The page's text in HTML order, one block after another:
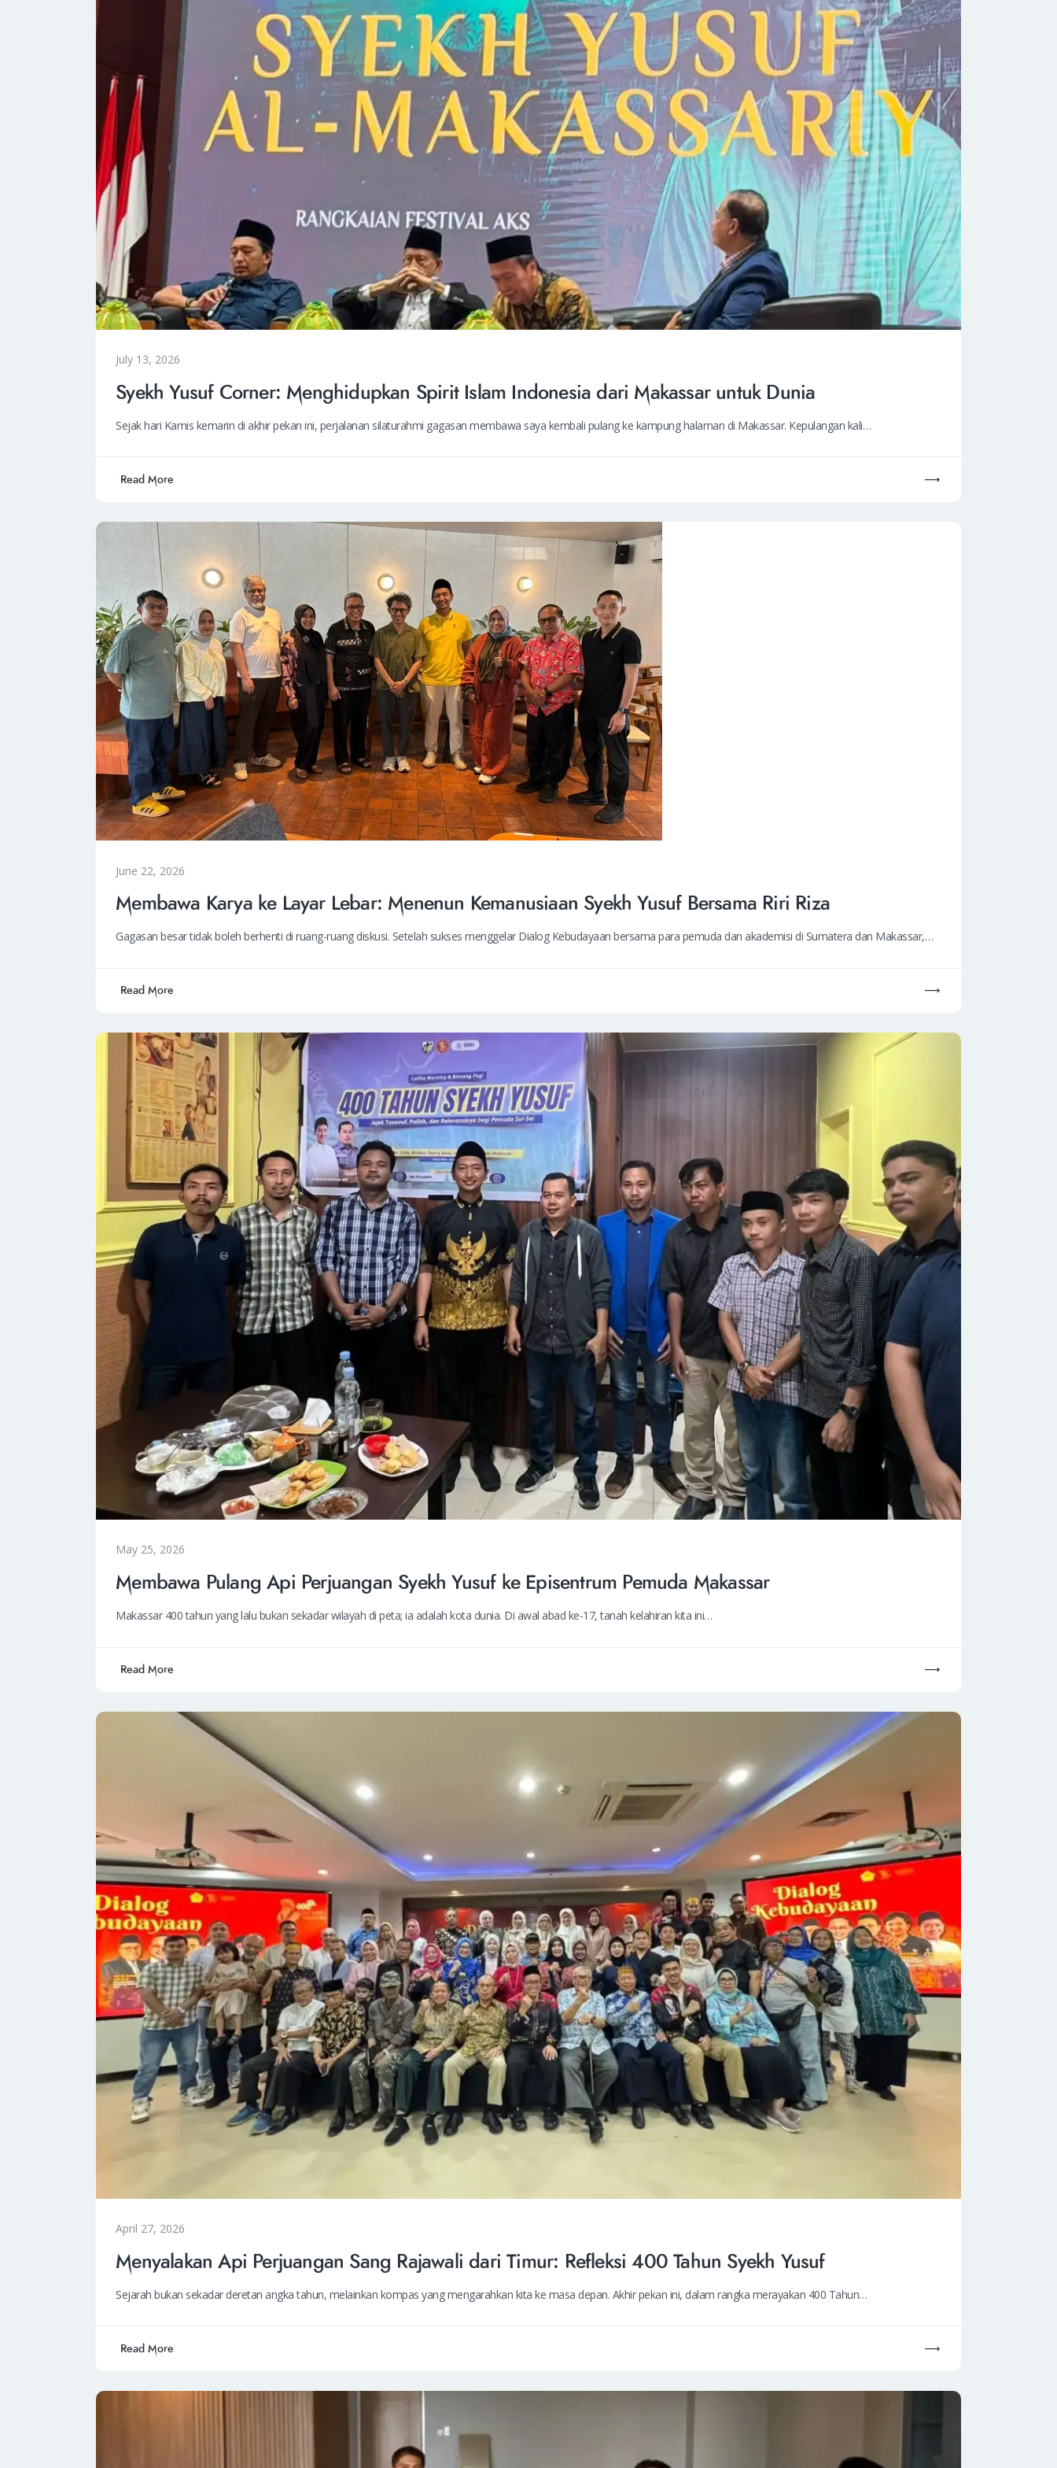
July 13, 2026
Syekh Yusuf Corner: Menghidupkan Spirit Islam Indonesia dari Makassar untuk Dunia
Sejak hari Kamis kemarin di akhir pekan ini, perjalanan silaturahmi gagasan membawa saya kembali pulang ke kampung halaman di Makassar. Kepulangan kali…
Read More
June 22, 2026
Membawa Karya ke Layar Lebar: Menenun Kemanusiaan Syekh Yusuf Bersama Riri Riza
Gagasan besar tidak boleh berhenti di ruang-ruang diskusi. Setelah sukses menggelar Dialog Kebudayaan bersama para pemuda dan akademisi di Sumatera dan Makassar,…
Read More
May 25, 2026
Membawa Pulang Api Perjuangan Syekh Yusuf ke Episentrum Pemuda Makassar
Makassar 400 tahun yang lalu bukan sekadar wilayah di peta; ia adalah kota dunia. Di awal abad ke-17, tanah kelahiran kita ini…
Read More
April 27, 2026
Menyalakan Api Perjuangan Sang Rajawali dari Timur: Refleksi 400 Tahun Syekh Yusuf
Sejarah bukan sekadar deretan angka tahun, melainkan kompas yang mengarahkan kita ke masa depan. Akhir pekan ini, dalam rangka merayakan 400 Tahun…
Read More